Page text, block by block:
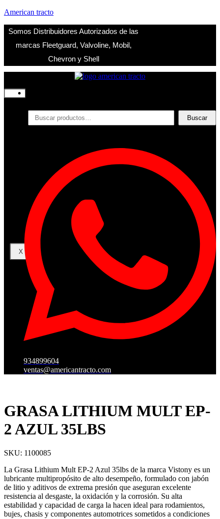
American tracto
Somos Distribuidores Autorizados de las
marcas Fleetguard, Valvoline, Mobil,
Chevron y Shell
Productos
Filtros
Contacto
Acceder
Iniciar Sesion
Registro
Restablecer la contraseña
X
Buscar
934899604
ventas@americantracto.com
GRASA LITHIUM MULT EP-
2 AZUL 35LBS
SKU: 1100085
La Grasa Lithium Mult EP-2 Azul 35lbs de la marca Vistony es un
lubricante multipropósito de alto desempeño, formulado con jabón
de litio y aditivos de extrema presión que aseguran excelente
resistencia al desgaste, la oxidación y la corrosión. Su alta
estabilidad y capacidad de carga la hacen ideal para rodamientos,
bujes, chasis y componentes automotrices sometidos a condiciones